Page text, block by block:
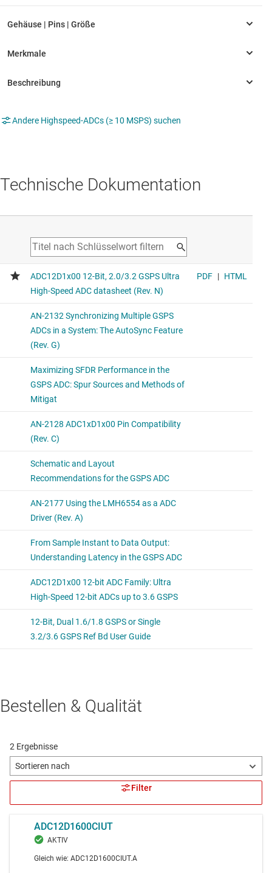
Andere Highspeed-ADCs (≥ 10 MSPS) suchen
Technische Dokumentation
Bestellen & Qualität